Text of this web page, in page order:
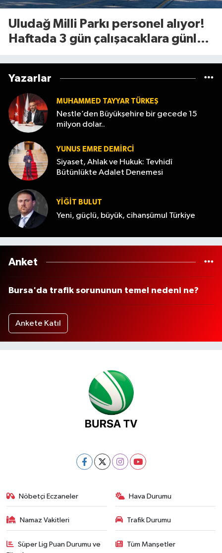
Uludağ Milli Parkı personel alıyor!
Haftada 3 gün çalışacaklara günlük
Yazarlar
MUHAMMED TAYYAR TÜRKEŞ
Nestle’den Büyükşehire bir gecede 15
milyon dolar..
YUNUS EMRE DEMIRCI
Siyaset, Ahlak ve Hukuk: Tevhidî
Bütünlükte Adalet Denemesi
YİĞİT BULUT
Yeni, güçlü, büyük, cihanşümul Türkiye
Anket
Bursa'da trafik sorununun temel nedeni ne?
Ankete Katıl
Nöbetçi Eczaneler Hava Durumu
Namaz Vakitleri Trafik Durumu
Süper Lig Puan Durumu ve
Tüm Manşetler